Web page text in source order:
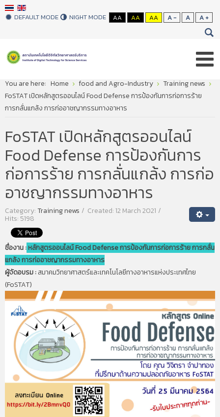
DEFAULT MODE NIGHT MODE AA AA AA A - A A +
You are here: Home food and Agro-Industry
Training news
FoSTAT เปิดหลักสูตรออนไลน์ Food Defense การป้องกันการก่อการร้าย
การกลั่นแกล้ง การก่ออาชญากรรมทางอาหาร
FoSTAT เปิดหลักสูตรออนไลน์
Food Defense การป้องกันการ
ก่อการร้าย การกลั่นแกล้ง การก่อ
อาชญากรรมทางอาหาร
Category:Training news Created: 12 March 2021
Hits: 5198
ชื่องาน :หลักสูตรออนไลน์ Food Defense การป้องกันการก่อการร้าย การกลั่น
แกล้ง การก่ออาชญากรรมทางอาหาร
ผู้จัดอบรม :สมาคมวิทยาศาสตร์และเทคโนโลยีทางอาหารแห่งประเทศไทย
(FoSTAT)